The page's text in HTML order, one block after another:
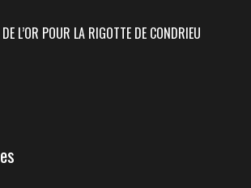
DE L’OR POUR LA RIGOTTE DE CONDRIEU